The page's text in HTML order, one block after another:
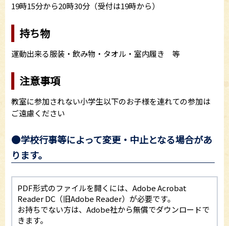
19時15分から20時30分（受付は19時から）
持ち物
運動出来る服装・飲み物・タオル・室内履き 等
注意事項
教室に参加されない小学生以下のお子様を連れての参加は
ご遠慮ください
●学校行事等によって変更・中止となる場合があ
ります。
PDF形式のファイルを開くには、Adobe Acrobat
Reader DC（旧Adobe Reader）が必要です。
お持ちでない方は、Adobe社から無償でダウンロードで
きます。